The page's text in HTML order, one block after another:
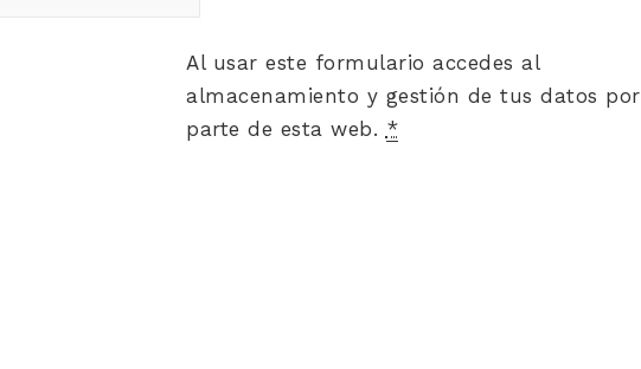
Al usar este formulario accedes al
almacenamiento y gestión de tus datos por
parte de esta web. *